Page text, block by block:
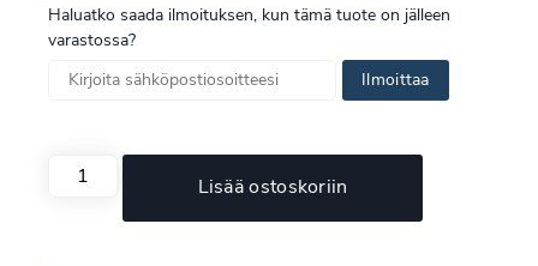
Haluatko saada ilmoituksen, kun tämä tuote on jälleen
varastossa?
Ilmoittaa
Lisää ostoskoriin